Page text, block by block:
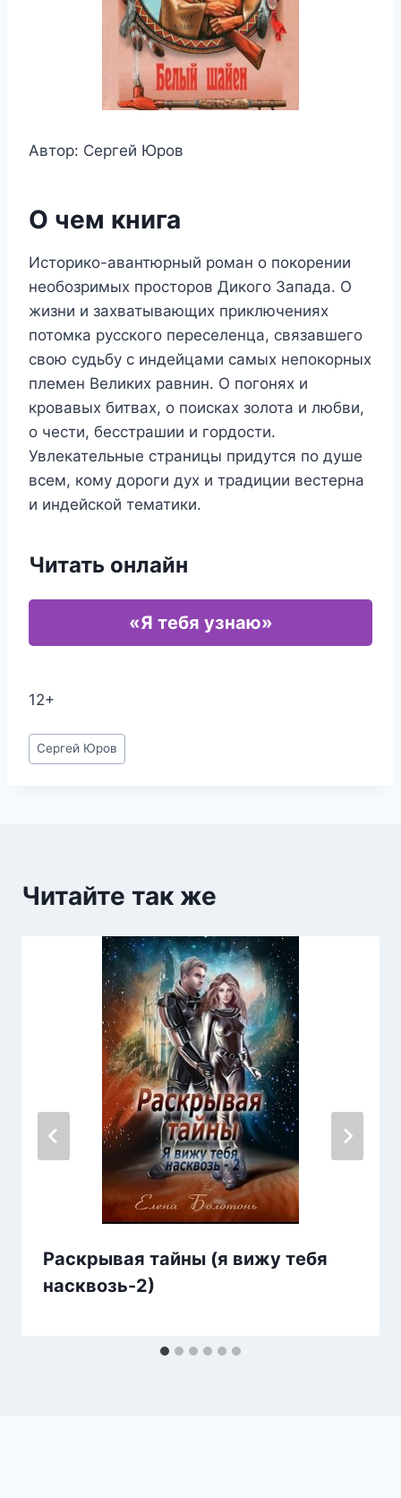
Автор: Сергей Юров
О чем книга
Историко-авантюрный роман о покорении
необозримых просторов Дикого Запада. О
жизни и захватывающих приключениях
потомка русского переселенца, связавшего
свою судьбу с индейцами самых непокорных
племен Великих равнин. О погонях и
кровавых битвах, о поисках золота и любви,
о чести, бесстрашии и гордости.
Увлекательные страницы придутся по душе
всем, кому дороги дух и традиции вестерна
и индейской тематики.
Читать онлайн
«Я тебя узнаю»
12+
Метки
записи:
Сергей Юров
Читайте так же
Раскрывая тайны (я вижу тебя
насквозь-2)